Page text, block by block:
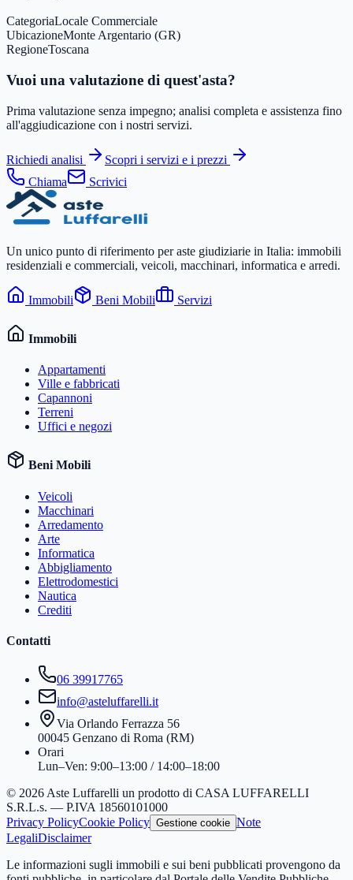
CategoriaLocale Commerciale
UbicazioneMonte Argentario (GR)
RegioneToscana
Vuoi una valutazione di quest'asta?
Prima valutazione senza impegno; analisi completa e assistenza fino
all'aggiudicazione con i nostri servizi.
Richiedi analisi
Scopri i servizi e i prezzi
Chiama
Scrivici
Un unico punto di riferimento per aste giudiziarie in Italia: immobili
residenziali e commerciali, veicoli, macchinari, informatica e arredi.
Immobili Beni Mobili Servizi
Immobili
Appartamenti
Ville e fabbricati
Capannoni
Terreni
Uffici e negozi
Beni Mobili
Veicoli
Macchinari
Arredamento
Arte
Informatica
Abbigliamento
Elettrodomestici
Nautica
Crediti
Contatti
06 39917765
info@asteluffarelli.it
Via Orlando Ferrazza 56
00045 Genzano di Roma (RM)
Orari
Lun–Ven: 9:00–13:00 / 14:00–18:00
© 2026 Aste Luffarelli un prodotto di CASA LUFFARELLI
S.R.L.s. — P.IVA 18560101000
Privacy PolicyCookie Policy Gestione cookie Note
LegaliDisclaimer
Le informazioni sugli immobili e sui beni pubblicati provengono da